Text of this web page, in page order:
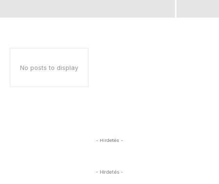
No posts to display
- Hirdetés -
- Hirdetés -